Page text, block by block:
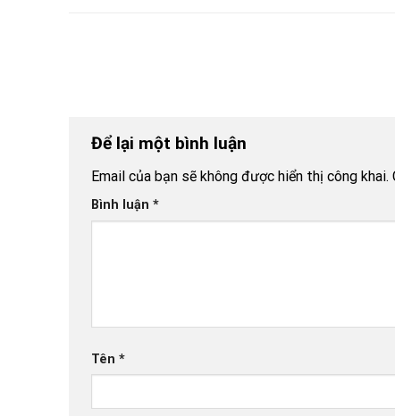
Để lại một bình luận
Email của bạn sẽ không được hiển thị công khai.
Bình luận *
Tên *